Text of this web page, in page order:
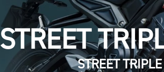
STREET
STREET